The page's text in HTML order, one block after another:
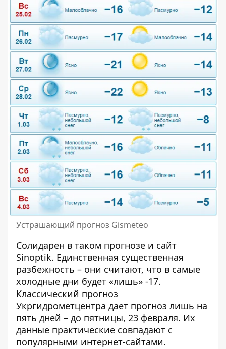
Устрашающий прогноз Gismeteo
Солидарен в таком прогнозе и сайт
Sinoptik. Единственная существенная
разбежность – они считают, что в самые
холодные дни будет «лишь» -17.
Классический прогноз
Укргидрометцентра дает прогноз лишь на
пять дней – до пятницы, 23 февраля. Их
данные практические совпадают с
популярными интернет-сайтами.